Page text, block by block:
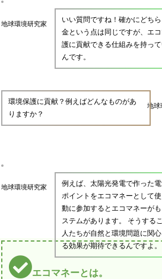
地球環境研究家
いい質問ですね！確かにどち
金という点は同じですが、エ
護に貢献できる仕組みを持っ
んです。
地球
環境保護に貢献？例えばどんなものがあ
りますか？
地球環境研究家
例えば、太陽光発電で作った
ポイントをエコマネーとして
動に参加するとエコマネーが
ステムがあります。 そうする
人たちが自然と環境問題に関
る効果が期待できるんですよ。
エコマネーとは。